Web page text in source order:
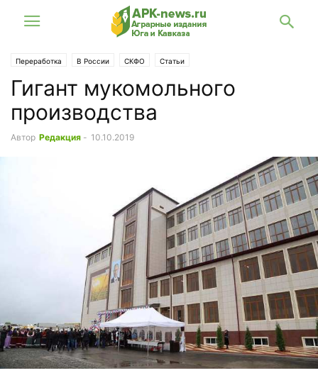
Переработка В России СКФО Статьи
Гигант мукомольного
производства
Автор Редакция - 10.10.2019